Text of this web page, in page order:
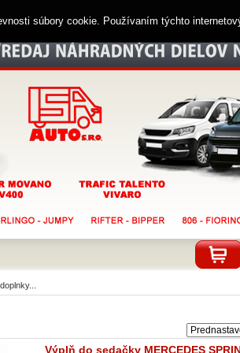
doplnky...
Výplň do sedačky MERCEDES
súbory cookie. Používaním týchto